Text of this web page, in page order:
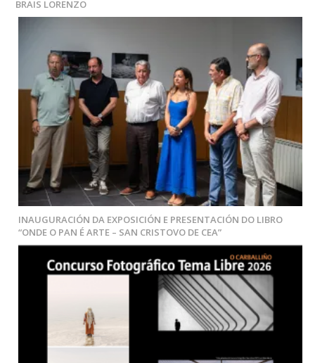
BRAIS LORENZO
INAUGURACIÓN DA EXPOSICIÓN E PRESENTACIÓN DO LIBRO
“ONDE O PAN É ARTE – SAN CRISTOVO DE CEA”